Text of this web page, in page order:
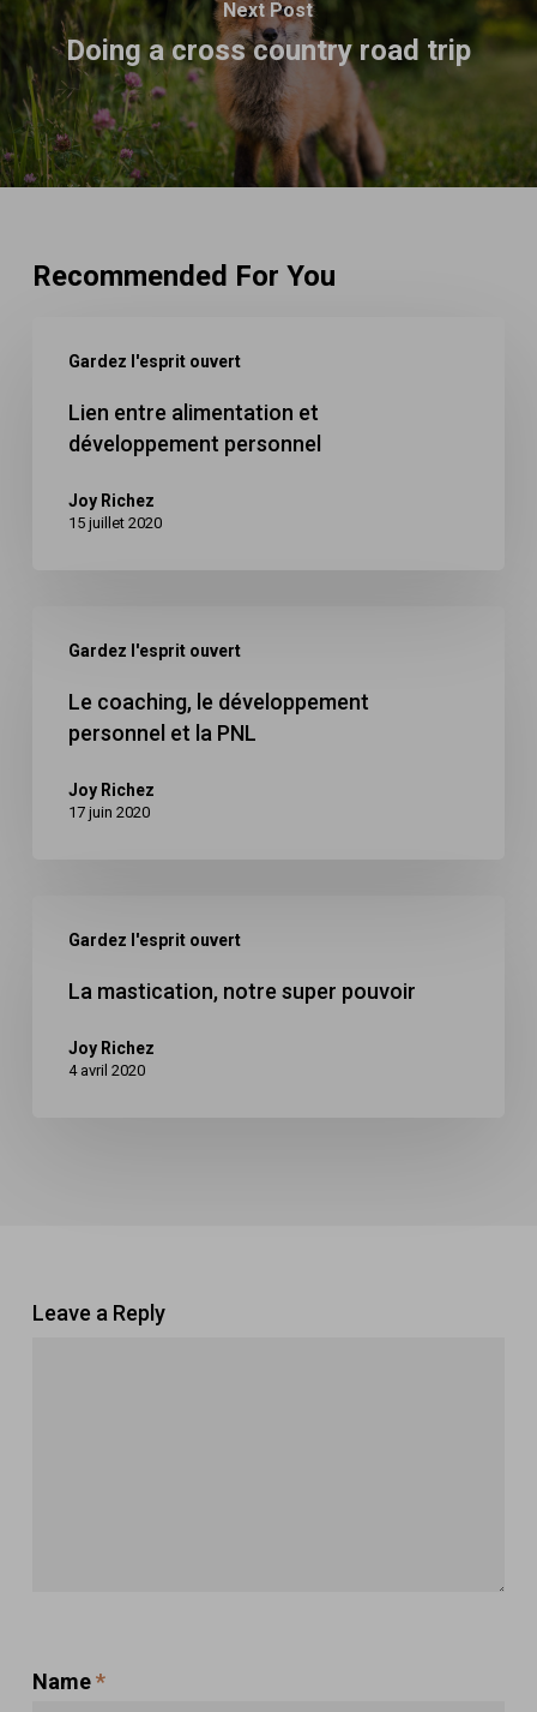
Next Post
Doing a cross country road trip
Recommended For You
Gardez l'esprit ouvert
entre
alimentation
développement
personnel
Lien entre alimentation et
développement personnel
Joy Richez
15 juillet 2020
Gardez l'esprit ouvert
coaching,
développement
personnel
Le coaching, le développement
personnel et la PNL
Joy Richez
17 juin 2020
Gardez l'esprit ouvert
mastication,
notre
pouvoir
La mastication, notre super pouvoir
Joy Richez
4 avril 2020
Leave a Reply
Name*